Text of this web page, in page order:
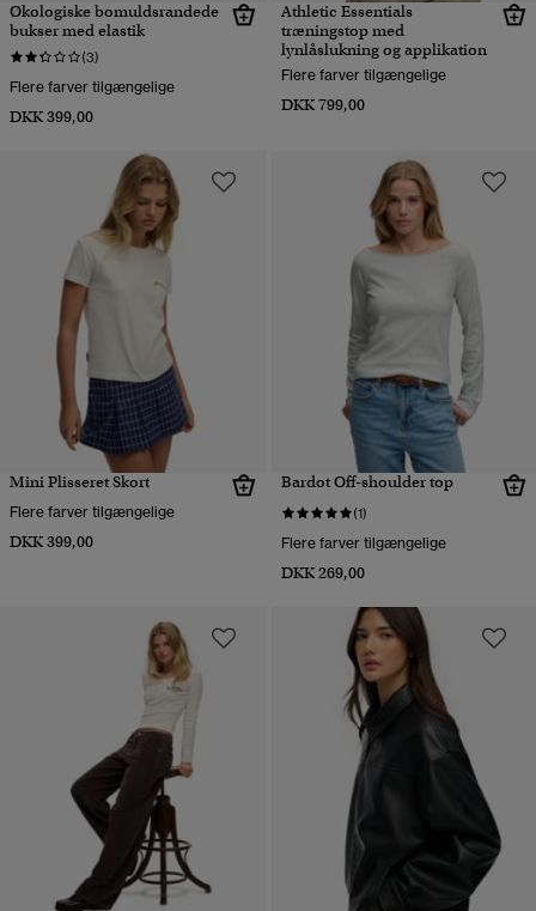
Økologiske bomuldsrandede
bukser med elastik
(3)
Flere farver tilgængelige
DKK 399,00
Athletic Essentials
træningstop med
lynlåslukning og applikation
Flere farver tilgængelige
DKK 799,00
Mini Plisseret Skort
Flere farver tilgængelige
DKK 399,00
Bardot Off-shoulder top
(1)
Flere farver tilgængelige
DKK 269,00